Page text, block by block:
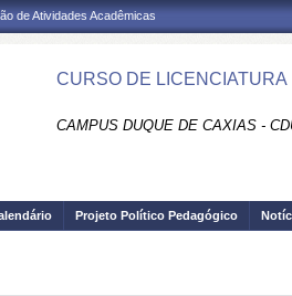
de Atividades Acadêmicas
CURSO DE
CAMPUS DUQUE DE CAXIAS -
Projeto Político Pedagógico